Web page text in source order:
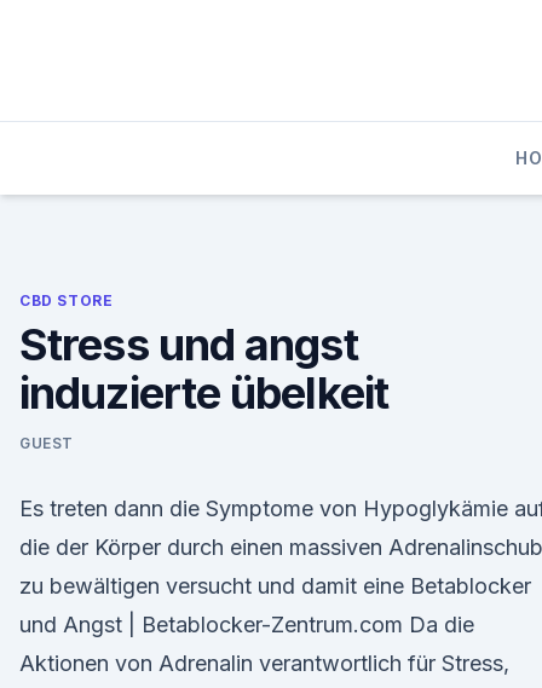
CBD STORE
Stress und angst
induzierte übelkeit
GUEST
Es treten dann die Symptome von Hypoglykämie
die der Körper durch einen massiven Adrenalinschub
zu bewältigen versucht und damit eine Betablocker
und Angst | Betablocker-Zentrum.com Da die
Aktionen von Adrenalin verantwortlich für Stress,